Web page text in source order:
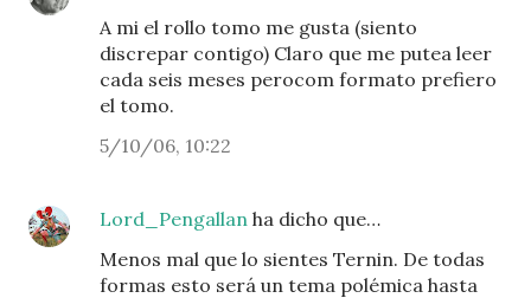
A mi el rollo tomo me gusta (siento
discrepar contigo) Claro que me putea leer
cada seis meses perocom formato prefiero
el tomo.
5/10/06, 10:22
Lord_Pengallan ha dicho que…
Menos mal que lo sientes Ternin. De todas
formas esto será un tema polémica hasta